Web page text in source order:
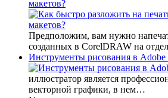
макетов?
Предположим, вам нужно
созданных в CorelDRAW на
Инструменты рисования в Adobe
иллюстратор является
векторной графики, в нем…